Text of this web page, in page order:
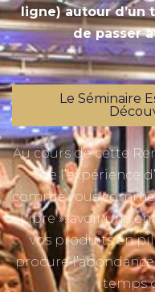
ligne) autour d’un
de passer
Le Séminaire
Au cours de cette
de l’expérience
comme vous
Libre »: avoir une
vos produits en
procure
temps